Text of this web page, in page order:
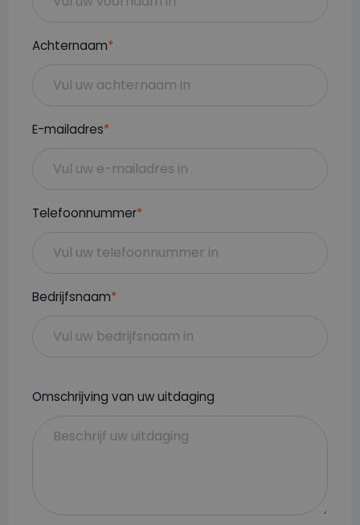
Achternaam*
E-mailadres*
Telefoonnummer*
Bedrijfsnaam*
Omschrijving van uw uitdaging